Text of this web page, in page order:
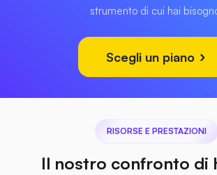
strumento di cui hai
Scegli un piano
RISORSE E PRESTAZIONI
Il nostro confronto di